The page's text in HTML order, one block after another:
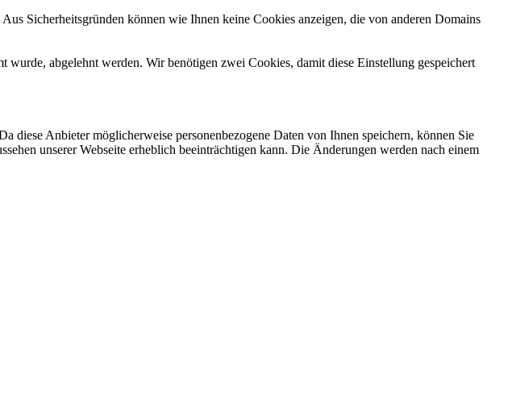
Sicherheitsgründen können wie Ihnen keine Cookies anzeigen, die von anderen Domains
abgelehnt werden. Wir benötigen zwei Cookies, damit diese Einstellung gespeichert
diese Anbieter möglicherweise personenbezogene Daten von Ihnen speichern, können Sie
unserer Webseite erheblich beeinträchtigen kann. Die Änderungen werden nach einem